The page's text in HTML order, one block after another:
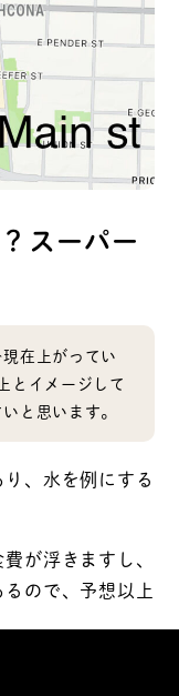
スーパー
在上がってい
とイメージして
と思います。
、水を例にする
が浮きますし、
ので、予想以上
あります。